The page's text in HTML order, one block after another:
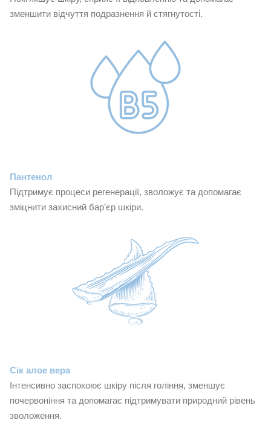
зменшити відчуття подразнення й стягнутості.
Пантенол
Підтримує процеси регенерації, зволожує та допомагає
зміцнити захисний бар’єр шкіри.
Сік алое вера
Інтенсивно заспокоює шкіру після гоління, зменшує
почервоніння та допомагає підтримувати природний рівень
зволоження.